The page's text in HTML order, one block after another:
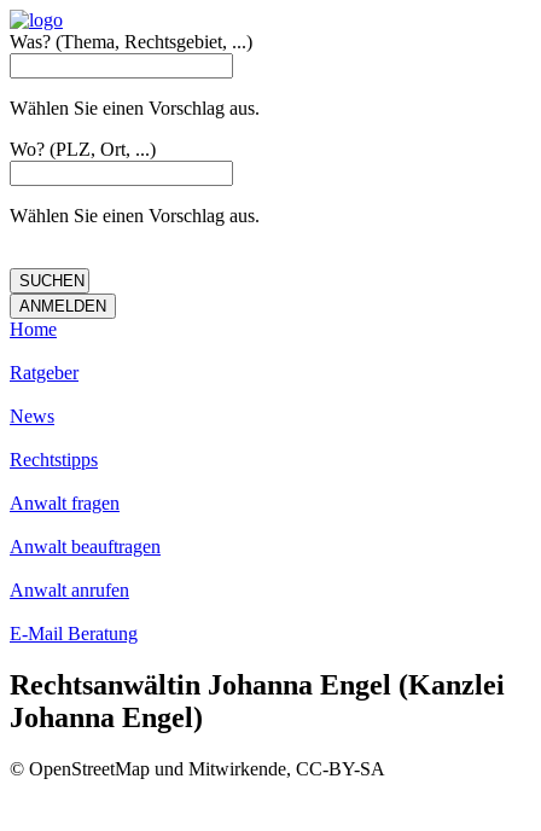
Was? (Thema, Rechtsgebiet, ...)
Wählen Sie einen Vorschlag aus.
Wo? (PLZ, Ort, ...)
Wählen Sie einen Vorschlag aus.
Home
Ratgeber
News
Rechtstipps
Anwalt fragen
Anwalt beauftragen
Anwalt anrufen
E-Mail Beratung
Rechtsanwältin Johanna Engel (Kanzlei
Johanna Engel)
© OpenStreetMap und Mitwirkende, CC-BY-SA